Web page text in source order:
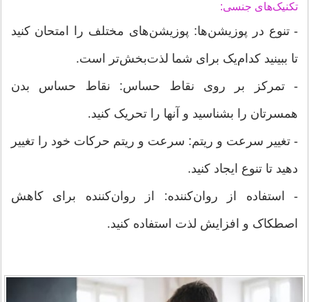
تکنیک‌های جنسی:
- تنوع در پوزیشن‌ها: پوزیشن‌های مختلف را امتحان کنید
تا ببینید کدام‌یک برای شما لذت‌بخش‌تر است.
- تمرکز بر روی نقاط حساس: نقاط حساس بدن
همسرتان را بشناسید و آنها را تحریک کنید.
- تغییر سرعت و ریتم: سرعت و ریتم حرکات خود را تغییر
دهید تا تنوع ایجاد کنید.
- استفاده از روان‌کننده: از روان‌کننده برای کاهش
اصطکاک و افزایش لذت استفاده کنید.